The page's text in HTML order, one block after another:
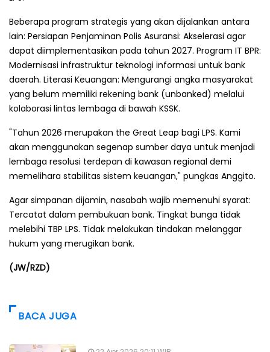
Beberapa program strategis yang akan dijalankan antara
lain: Persiapan Penjaminan Polis Asuransi: Akselerasi agar
dapat diimplementasikan pada tahun 2027. Program IT BPR:
Modernisasi infrastruktur teknologi informasi untuk bank
daerah. Literasi Keuangan: Mengurangi angka masyarakat
yang belum memiliki rekening bank (unbanked) melalui
kolaborasi lintas lembaga di bawah KSSK.
"Tahun 2026 merupakan the Great Leap bagi LPS. Kami
akan menggunakan segenap sumber daya untuk menjadi
lembaga resolusi terdepan di kawasan regional demi
memelihara stabilitas sistem keuangan," pungkas Anggito.
Agar simpanan dijamin, nasabah wajib memenuhi syarat:
Tercatat dalam pembukuan bank. Tingkat bunga tidak
melebihi TBP LPS. Tidak melakukan tindakan melanggar
hukum yang merugikan bank.
(JW/RZD)
BACA JUGA